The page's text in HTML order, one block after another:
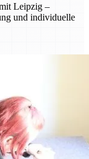
Leipzig –
und individuelle